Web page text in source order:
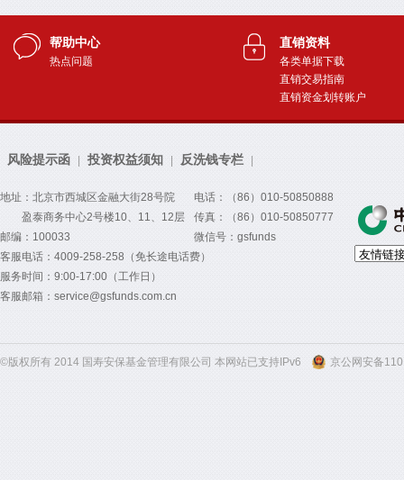
帮助中心
热点问题
直销资料
各类单据下载
直销交易指南
直销资金划转账户
风险提示函 投资权益须知 反洗钱专栏
地址：北京市西城区金融大街28号院
盈泰商务中心2号楼10、11、12层
邮编：100033
电话：（86）010-50850888
传真：（86）010-50850777
微信号：gsfunds
客服电话：4009-258-258（免长途电话费）
服务时间：9:00-17:00（工作日）
客服邮箱：service@gsfunds.com.cn
©版权所有 2014 国寿安保基金管理有限公司 本网站已支持IPv6 京公网安备